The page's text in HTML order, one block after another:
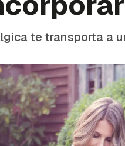
te transporta a